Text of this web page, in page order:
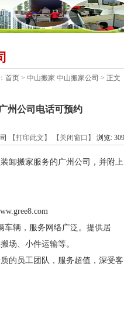
首页 >中山搬家 中山搬家公司 > 正文
州公司电话可预约
【打印此文】 【关闭窗口】 浏览:
卸搬家服务的广州公司，并附上
车辆，服务网络广泛。提供居
场、小件运输等。
的员工团队，服务超值，深受客